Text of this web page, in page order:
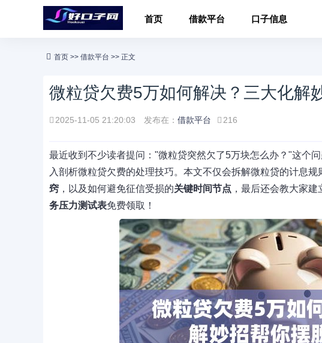
首页 借款平台 口子信息
首页 >> 借款平台 >> 正文
微粒贷欠费5万如何解决？三大化解
2025-11-05 21:20:03 发布在： 借款平台 216
最近收到不少读者提问："微粒贷突然欠了5万块怎么办？"这个
入剖析微粒贷欠费的处理技巧。本文不仅会拆解微粒贷的计息规
窍 ，以及如何避免征信受损的关键时间节点 ，最后还会教大家
务压力测试表免费领取！